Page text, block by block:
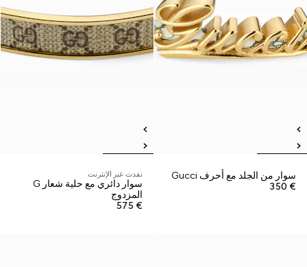
سوار من الجلد مع أحرف Gucci
€ 350
نفدت عبر الإنترنت
سوار دائري مع حلية شعار G
المزدوج
€ 575